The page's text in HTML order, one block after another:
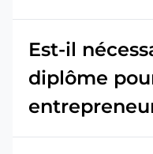
Est-il
diplôme